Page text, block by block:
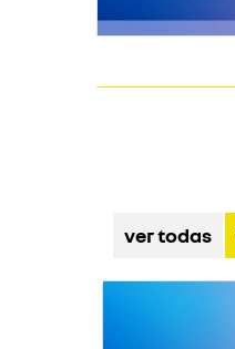
ver todas